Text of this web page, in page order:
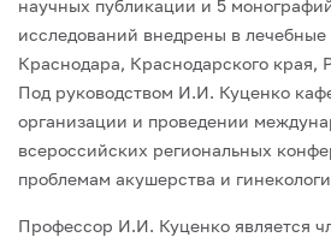
научных публикации и 5
исследований внедрены в
Краснодара, Краснодарского края,
Под руководством И.И. Куценко
организации и проведении
всероссийских региональных
проблемам акушерства и
Профессор И.И. Куценко является